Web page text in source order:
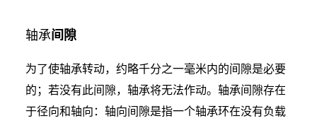
轴承间隙
为了使轴承转动，约略千分之一毫米内的间隙是必要
的；若没有此间隙，轴承将无法作动。轴承间隙存在
于径向和轴向：轴向间隙是指一个轴承环在没有负载